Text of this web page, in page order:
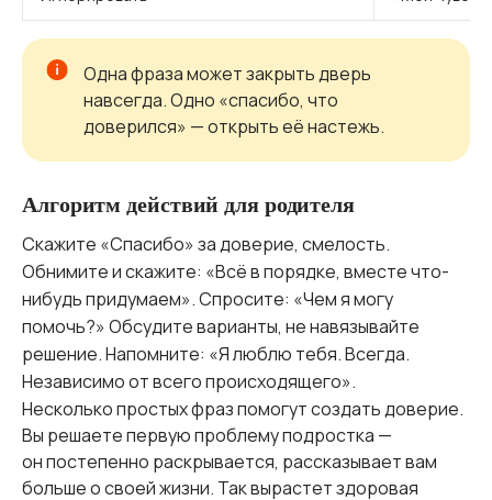
Одна фраза может закрыть дверь
навсегда. Одно «спасибо, что
доверился» — открыть её настежь.
Алгоритм действий для родителя
Скажите «Спасибо» за доверие, смелость.
Обнимите и скажите: «Всё в порядке, вместе что-
нибудь придумаем». Спросите: «Чем я могу
помочь?» Обсудите варианты, не навязывайте
решение. Напомните: «Я люблю тебя. Всегда.
Независимо от всего происходящего».
Несколько простых фраз помогут создать доверие.
Вы решаете первую проблему подростка —
он постепенно раскрывается, рассказывает вам
больше о своей жизни. Так вырастет здоровая